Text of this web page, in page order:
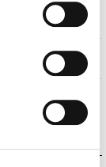
3000K-4000K